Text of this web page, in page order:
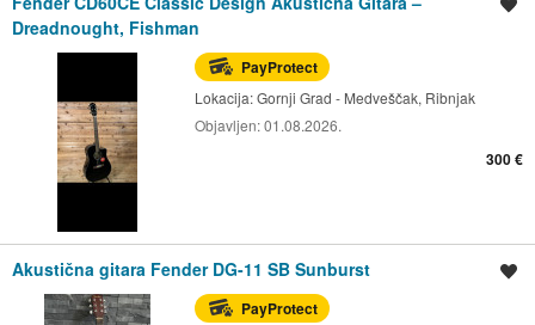
Dreadnought, Fishman
PayProtect
Lokacija:Gornji Grad - Medveščak, Ribnjak
Objavljen:01.08.2026.
300 €
Akustična gitara Fender DG-11 SB Sunburst
PayProtect